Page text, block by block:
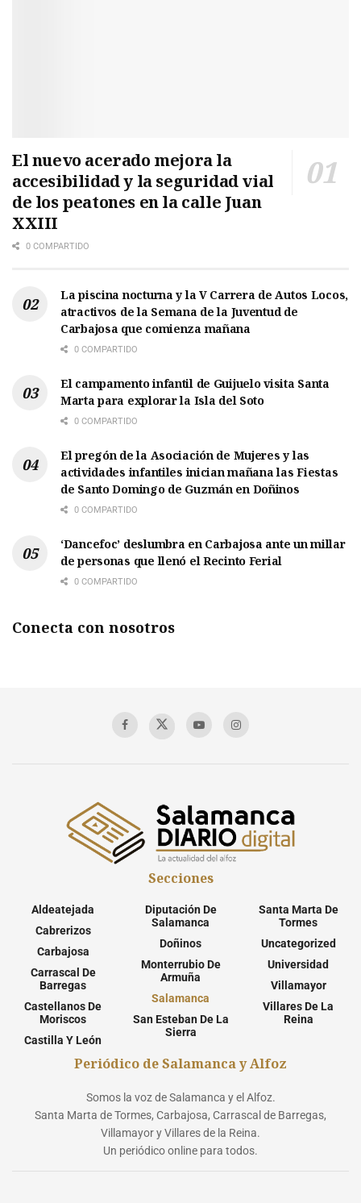
El nuevo acerado mejora la
accesibilidad y la seguridad vial
de los peatones en la calle Juan
XXIII
0 COMPARTIDO
La piscina nocturna y la V Carrera de Autos Locos,
atractivos de la Semana de la Juventud de
Carbajosa que comienza mañana
0 COMPARTIDO
El campamento infantil de Guijuelo visita Santa
Marta para explorar la Isla del Soto
0 COMPARTIDO
El pregón de la Asociación de Mujeres y las
actividades infantiles inician mañana las Fiestas
de Santo Domingo de Guzmán en Doñinos
0 COMPARTIDO
‘Dancefoc’ deslumbra en Carbajosa ante un millar
de personas que llenó el Recinto Ferial
0 COMPARTIDO
Conecta con nosotros
Secciones
Aldeatejada
Cabrerizos
Carbajosa
Carrascal De
Barregas
Castellanos De
Moriscos
Castilla Y León
Diputación De
Salamanca
Doñinos
Monterrubio De
Armuña
Salamanca
San Esteban De La
Sierra
Santa Marta De
Tormes
Uncategorized
Universidad
Villamayor
Villares De La
Reina
Periódico de Salamanca y Alfoz
Somos la voz de Salamanca y el Alfoz.
Santa Marta de Tormes, Carbajosa, Carrascal de Barregas,
Villamayor y Villares de la Reina.
Un periódico online para todos.